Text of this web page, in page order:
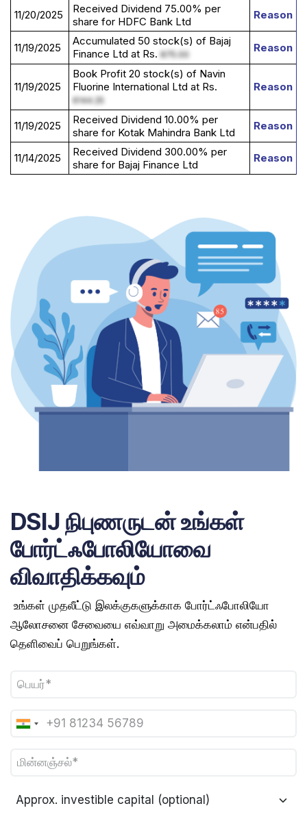
11/20/2025
Received Dividend 75.00% per
share for HDFC Bank Ltd
Reason
11/19/2025
Accumulated 50 stock(s) of Bajaj
Finance Ltd at Rs.875.00
Reason
11/19/2025
Book Profit 20 stock(s) of Navin
Fluorine International Ltd at Rs.
6144.25
Reason
11/19/2025
Received Dividend 10.00% per
share for Kotak Mahindra Bank Ltd
Reason
11/14/2025
Received Dividend 300.00% per
share for Bajaj Finance Ltd
Reason
DSIJ நிபுணருடன் உங்கள்
போர்ட்ஃபோலியோவை
விவாதிக்கவும்
உங்கள் முதலீட்டு இலக்குகளுக்காக போர்ட்ஃபோலியோ
ஆலோசனை சேவையை எவ்வாறு அமைக்கலாம் என்பதில்
தெளிவைப் பெறுங்கள்.